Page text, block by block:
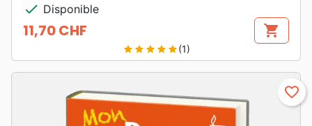
check Disponible
Prix
11,70 CHF shopping_cart
star star star star star(1)
favorite_border